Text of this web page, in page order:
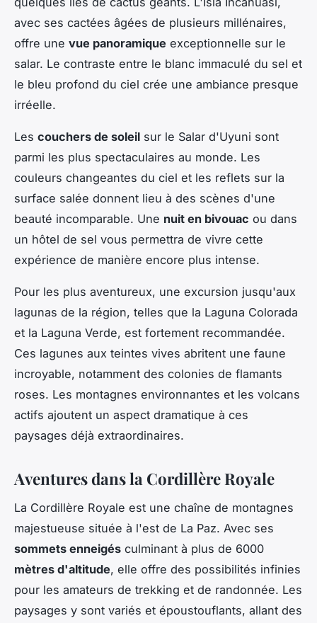
avec ses cactées âgées de plusieurs millénaires,
offre une vue panoramique exceptionnelle sur le
salar. Le contraste entre le blanc immaculé du sel et
le bleu profond du ciel crée une ambiance presque
irréelle.
Les couchers de soleil sur le Salar d'Uyuni sont
parmi les plus spectaculaires au monde. Les
couleurs changeantes du ciel et les reflets sur la
surface salée donnent lieu à des scènes d'une
beauté incomparable. Une nuit en bivouac ou dans
un hôtel de sel vous permettra de vivre cette
expérience de manière encore plus intense.
Pour les plus aventureux, une excursion jusqu'aux
lagunas de la région, telles que la Laguna Colorada
et la Laguna Verde, est fortement recommandée.
Ces lagunes aux teintes vives abritent une faune
incroyable, notamment des colonies de flamants
roses. Les montagnes environnantes et les volcans
actifs ajoutent un aspect dramatique à ces
paysages déjà extraordinaires.
Aventures dans la Cordillère Royale
La Cordillère Royale est une chaîne de montagnes
majestueuse située à l'est de La Paz. Avec ses
sommets enneigés culminant à plus de 6000
mètres d'altitude, elle offre des possibilités infinies
pour les amateurs de trekking et de randonnée. Les
paysages y sont variés et époustouflants, allant des